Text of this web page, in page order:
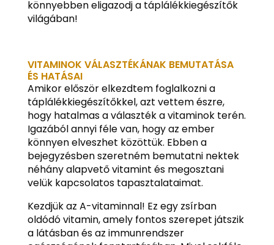
könnyebben eligazodj a táplálékkiegészítők
világában!
VITAMINOK VÁLASZTÉKÁNAK BEMUTATÁSA
ÉS HATÁSAI
Amikor először elkezdtem foglalkozni a
táplálékkiegészítőkkel, azt vettem észre,
hogy hatalmas a választék a vitaminok terén.
Igazából annyi féle van, hogy az ember
könnyen elveszhet közöttük. Ebben a
bejegyzésben szeretném bemutatni nektek
néhány alapvető vitamint és megosztani
velük kapcsolatos tapasztalataimat.
Kezdjük az A-vitaminnal! Ez egy zsírban
oldódó vitamin, amely fontos szerepet játszik
a látásban és az immunrendszer